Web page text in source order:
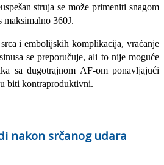
struja se može primeniti snagom
maksimalno 360J.
i embolijskih komplikacija, vraćanje
se preporučuje, ali to nije moguće
sa dugotrajnom AF-om ponavljajući
biti kontraproduktivni.
nakon srčanog udara